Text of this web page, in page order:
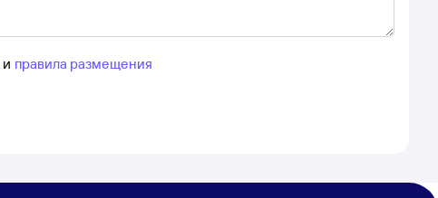
и правила размещения